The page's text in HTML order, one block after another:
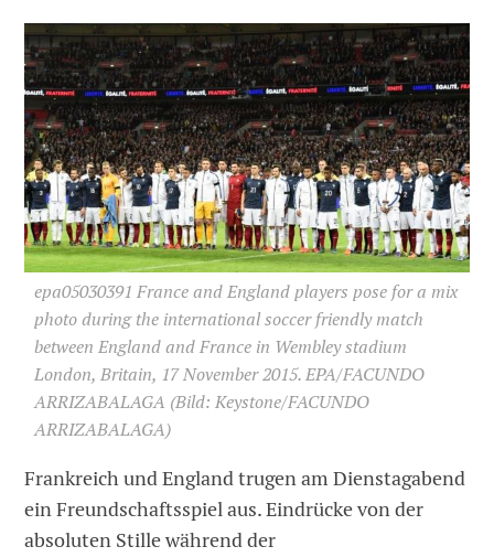
epa05030391 France and England players pose for a mix
photo during the international soccer friendly match
between England and France in Wembley stadium
London, Britain, 17 November 2015. EPA/FACUNDO
ARRIZABALAGA (Bild: Keystone/FACUNDO
ARRIZABALAGA)
Frankreich und England trugen am Dienstagabend
ein Freundschaftsspiel aus. Eindrücke von der
absoluten Stille während der